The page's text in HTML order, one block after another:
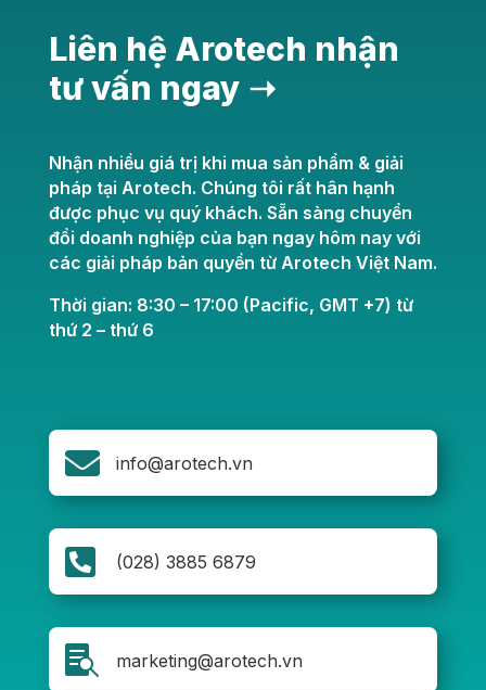
Liên hệ Arotech nhận
tư vấn ngay ➝
Nhận nhiều giá trị khi mua sản phẩm & giải
pháp tại Arotech. Chúng tôi rất hân hạnh
được phục vụ quý khách. Sẵn sàng chuyển
đổi doanh nghiệp của bạn ngay hôm nay với
các giải pháp bản quyền từ Arotech Việt Nam.
Thời gian: 8:30 – 17:00 (Pacific, GMT +7) từ
thứ 2 – thứ 6
 info@arotech.vn
 (028) 3885 6879
 marketing@arotech.vn